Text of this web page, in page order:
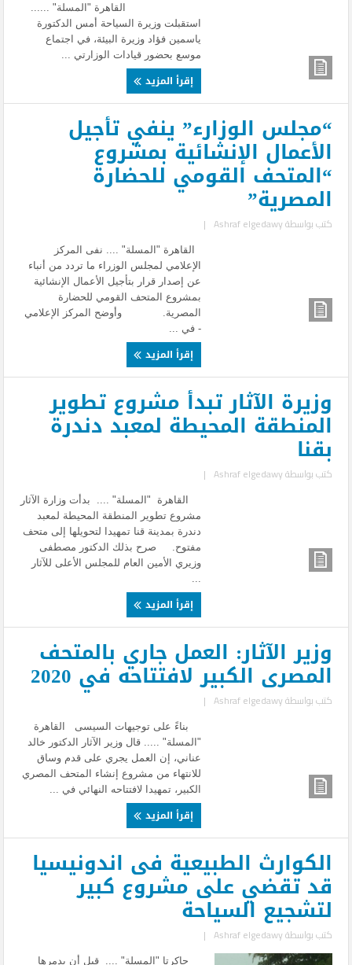
القاهرة "المسلة" ......
استقبلت وزيرة السياحة أمس الدكتورة
ياسمين فؤاد وزيرة البيئة، في اجتماع
موسع بحضور قيادات الوزارتي ...
إقرأ المزيد
“مجلس الوزارء” ينفي تأجيل
الأعمال الإنشائية بمشروع
“المتحف القومي للحضارة
المصرية”
كتب بواسطةAshraf elgedawy
|
القاهرة "المسلة" .... نفى المركز
الإعلامي لمجلس الوزراء ما تردد من أنباء
عن إصدار قرار بتأجيل الأعمال الإنشائية
بمشروع المتحف القومي للحضارة
المصرية. وأوضح المركز الإعلامي
- في ...
إقرأ المزيد
وزيرة الآثار تبدأ مشروع تطوير
المنطقة المحيطة لمعبد دندرة
بقنا
كتب بواسطةAshraf elgedawy
|
القاهرة "المسلة" .... بدأت وزارة الآثار
مشروع تطوير المنطقة المحيطة لمعبد
دندرة بمدينة قنا تمهيدا لتحويلها إلى متحف
مفتوح. صرح بذلك الدكتور مصطفى
وزيري الأمين العام للمجلس الأعلى للآثار
إقرأ المزيد
وزير الآثار: العمل جاري بالمتحف
المصرى الكبير لافتتاحه في 2020
كتب بواسطةAshraf elgedawy
|
بناءً على توجيهات السيسى القاهرة
"المسلة" ..... قال وزير الآثار الدكتور خالد
عناني، إن العمل يجري على قدم وساق
للانتهاء من مشروع إنشاء المتحف المصري
الكبير، تمهيدا لافتتاحه النهائي في ...
إقرأ المزيد
الكوارث الطبيعية فى اندونيسيا
قد تقضي على مشروع كبير
لتشجيع السياحة
كتب بواسطةAshraf elgedawy
|
جاكرتا "المسلة" .... قبل أن يدمرها